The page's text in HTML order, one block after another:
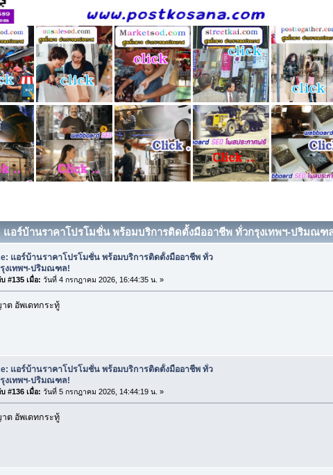
แอร์บ้านราคาโปรโมชั่น พร้อมบริการติดตั้งมืออาชีพ ทั่วกรุงเทพฯ-ปริมณฑ
แอร์บ้านราคาโปรโมชั่น พร้อมบริการติดตั้งมืออาชีพ ทั่ว
งเทพฯ-ปริมณฑล!
#135 เมื่อ: วันที่ 4 กรกฎาคม 2026, 16:44:35 น. »
ต อัพเดทกระทู้
แอร์บ้านราคาโปรโมชั่น พร้อมบริการติดตั้งมืออาชีพ ทั่ว
งเทพฯ-ปริมณฑล!
#136 เมื่อ: วันที่ 5 กรกฎาคม 2026, 14:44:19 น. »
ต อัพเดทกระทู้